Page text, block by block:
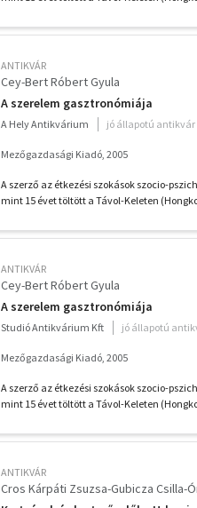
ANTIKVÁR
Cey-Bert Róbert Gyula
A szerelem gasztronómiája
A Hely Antikvárium jó állapotú antikvár
Mezőgazdasági Kiadó, 2005
A szerző az étkezési szokások szocio-
mint 15 évet töltött a Távol-Keleten
ANTIKVÁR
Cey-Bert Róbert Gyula
A szerelem gasztronómiája
Studió Antikvárium Kft jó állapotú
Mezőgazdasági Kiadó, 2005
A szerző az étkezési szokások szocio-
mint 15 évet töltött a Távol-Keleten
ANTIKVÁR
Cros Kárpáti Zsuzsa-Gubicza Csilla-